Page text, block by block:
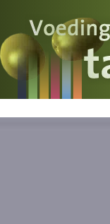
Wat is wat?